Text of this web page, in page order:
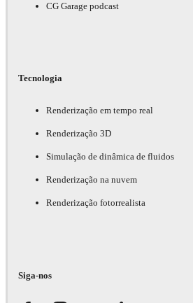
CG Garage podcast
Tecnologia
Renderização em tempo real
Renderização 3D
Simulação de dinâmica de fluidos
Renderização na nuvem
Renderização fotorrealista
Siga-nos